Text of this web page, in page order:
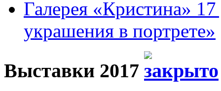
Галерея «Кристина»
украшения в портрете»
Выставки 2017